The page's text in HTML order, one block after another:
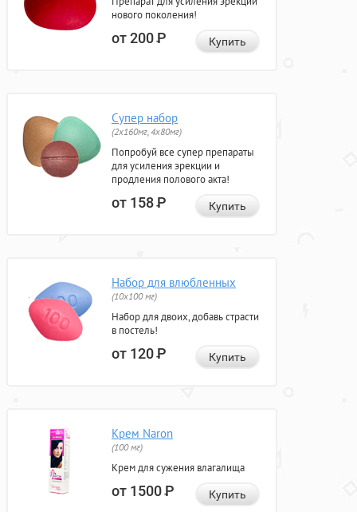
нового поколения!
от 200Р Купить
Супер набор
(2х160мг, 4х80мг)
Попробуй все супер препараты
для усиления эрекции и
продления полового акта!
от 158Р Купить
Набор для влюбленных
(10х100 мг)
Набор для двоих, добавь страсти
в постель!
от 120Р Купить
Крем Naron
(100 мг)
Крем для сужения влагалища
от 1500Р Купить